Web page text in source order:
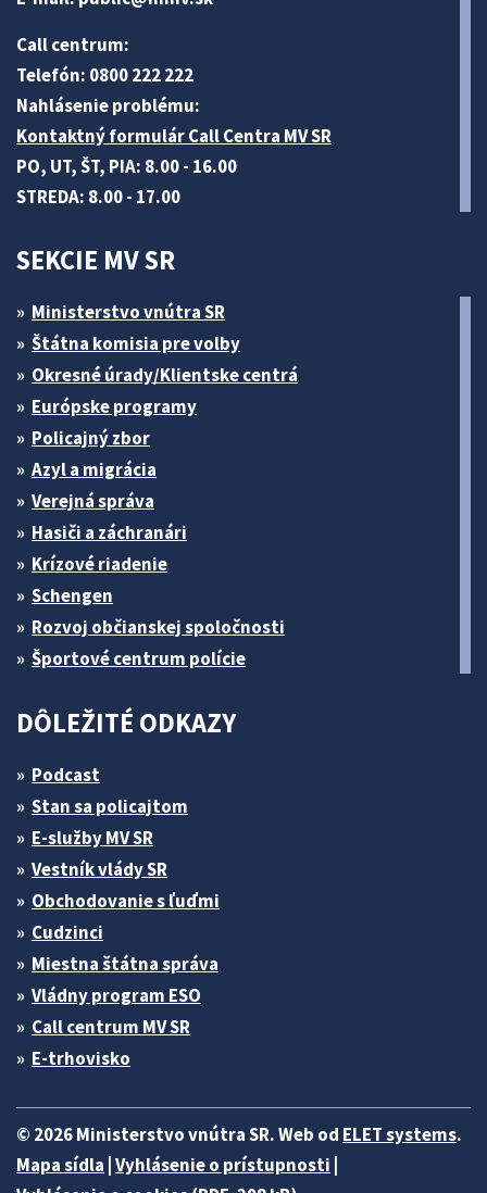
Call centrum:
Telefón: 0800 222 222
Nahlásenie problému:
Kontaktný formulár Call Centra MV SR
PO, UT, ŠT, PIA: 8.00 - 16.00
STREDA: 8.00 - 17.00
SEKCIE MV SR
Ministerstvo vnútra SR
Štátna komisia pre volby
Okresné úrady/Klientske centrá
Európske programy
Policajný zbor
Azyl a migrácia
Verejná správa
Hasiči a záchranári
Krízové riadenie
Schengen
Rozvoj občianskej spoločnosti
Športové centrum polície
DÔLEŽITÉ ODKAZY
Podcast
Stan sa policajtom
E-služby MV SR
Vestník vlády SR
Obchodovanie s ľuďmi
Cudzinci
Miestna štátna správa
Vládny program ESO
Call centrum MV SR
E-trhovisko
© 2026 Ministerstvo vnútra SR. Web od ELET systems.
Mapa sídla Vyhlásenie o prístupnosti